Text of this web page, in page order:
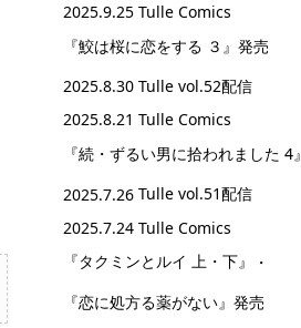
2025.9.25 Tulle Comics
『鮫は桜に恋をする ３』 発売
2025.8.30 Tulle vol.52配信
2025.8.21 Tulle Comics
『続・ずるい男に拾われました 4』
2025.7.26 Tulle vol.51配信
2025.7.24 Tulle Comics
『タクミンとルイ 上・下』
・
『恋に処方る薬がない』 発売